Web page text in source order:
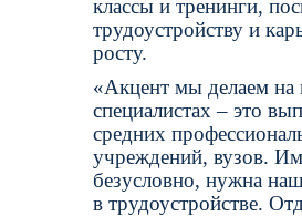
классы и тренинги,
трудоустройству и
росту.
«Акцент мы делаем
специалистах – это
средних
учреждений, вузов.
безусловно, нужна
в трудоустройстве.